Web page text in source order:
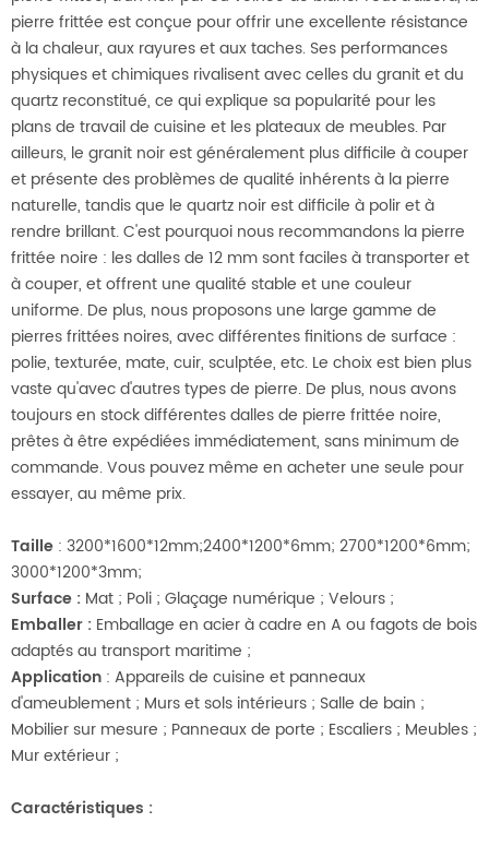
pierre frittée est conçue pour offrir une excellente résistance
à la chaleur, aux rayures et aux taches. Ses performances
physiques et chimiques rivalisent avec celles du granit et du
quartz reconstitué, ce qui explique sa popularité pour les
plans de travail de cuisine et les plateaux de meubles. Par
ailleurs, le granit noir est généralement plus difficile à couper
et présente des problèmes de qualité inhérents à la pierre
naturelle, tandis que le quartz noir est difficile à polir et à
rendre brillant. C'est pourquoi nous recommandons la pierre
frittée noire : les dalles de 12 mm sont faciles à transporter et
à couper, et offrent une qualité stable et une couleur
uniforme. De plus, nous proposons une large gamme de
pierres frittées noires, avec différentes finitions de surface :
polie, texturée, mate, cuir, sculptée, etc. Le choix est bien plus
vaste qu'avec d'autres types de pierre. De plus, nous avons
toujours en stock différentes dalles de pierre frittée noire,
prêtes à être expédiées immédiatement, sans minimum de
commande. Vous pouvez même en acheter une seule pour
essayer, au même prix.
Taille : 3200*1600*12mm;2400*1200*6mm; 2700*1200*6mm;
3000*1200*3mm;
Surface : Mat ; Poli ; Glaçage numérique ; Velours ;
Emballer : Emballage en acier à cadre en A ou fagots de bois
adaptés au transport maritime ;
Application : Appareils de cuisine et panneaux
d'ameublement ; Murs et sols intérieurs ; Salle de bain ;
Mobilier sur mesure ; Panneaux de porte ; Escaliers ; Meubles ;
Mur extérieur ;
Caractéristiques :